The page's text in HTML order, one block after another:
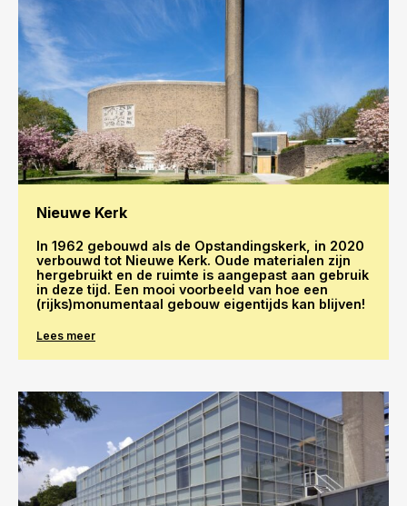
Nieuwe Kerk
In 1962 gebouwd als de Opstandingskerk, in 2020
verbouwd tot Nieuwe Kerk. Oude materialen zijn
hergebruikt en de ruimte is aangepast aan gebruik
in deze tijd. Een mooi voorbeeld van hoe een
(rijks)monumentaal gebouw eigentijds kan blijven!
Lees meer